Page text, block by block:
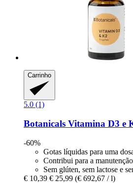
Carrinho
5.0 (1)
Botanicals Vitamina D3 e
-60%
Gotas líquidas para uma
Contribui para a
Sem glúten, sem lactose e
€ 10,39 € 25,99 (€ 692,67 / l)